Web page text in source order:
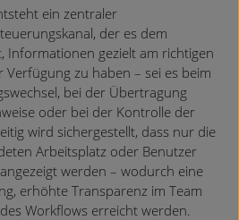
ein zentraler
der es dem
Informationen gezielt am richtigen
zu haben – sei es beim
bei der Übertragung
oder bei der Kontrolle der
wird sichergestellt, dass nur die
Arbeitsplatz oder Benutzer
werden – wodurch eine
erhöhte Transparenz im Team
Workflows erreicht werden.